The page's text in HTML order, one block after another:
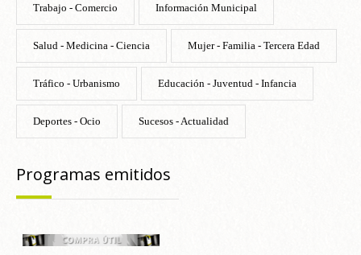
Trabajo - Comercio Información Municipal
Salud - Medicina - Ciencia Mujer - Familia - Tercera Edad
Tráfico - Urbanismo Educación - Juventud - Infancia
Deportes - Ocio Sucesos - Actualidad
Programas emitidos